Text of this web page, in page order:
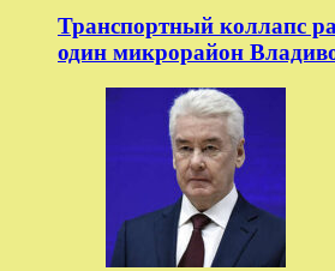
Транспортный коллапс
один микрорайон